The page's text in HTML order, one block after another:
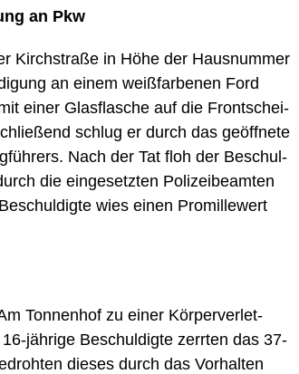
an Pkw
Kirch­stra­ße in Höhe der Haus­num­mer
an einem weiß­far­be­nen Ford
einer Glas­fla­sche auf die Front­schei­
schlug er durch das geöff­ne­te
Nach der Tat floh der Beschul­
die ein­ge­setz­ten Poli­zei­be­am­ten
wies einen Pro­mil­le­wert
Ton­nen­hof zu einer Kör­per­ver­let­
jäh­ri­ge Beschul­dig­te zerr­ten das 37-
die­ses durch das Vor­hal­ten